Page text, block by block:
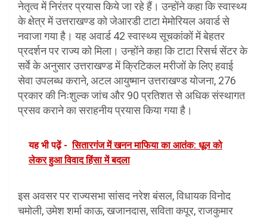
नेतृत्व में निरंतर प्रयास किये जा रहे हैं। उन्होंने कहा कि स्वास्थ्य
के क्षेत्र में उत्तराखण्ड को जेआरडी टाटा मेमोरियल अवार्ड से
नवाजा गया है। यह अवार्ड 42 स्वास्थ्य सूचकांकों में बेहतर
प्रदर्शन पर राज्य को मिला। उन्होंने कहा कि टाटा रिसर्च सेंटर के
सर्वे के अनुसार उत्तराखण्ड में क्रिटिकल मरीजों के लिए हवाई
सेवा उपलब्ध कराने, अटल आयुष्मान उत्तराखण्ड योजना, 276
प्रकार की निःशुल्क जांच और 90 प्रतिशत से अधिक संस्थागत
प्रसव कराने का सराहनीय प्रयास किया गया है।
यह भी पढ़ें - सितारगंज में खनन माफिया का आतंक: धूल को
लेकर हुआ विवाद हिंसा में बदला
इस अवसर पर राज्यसभा सांसद नरेश बंसल, विधायक विनोद
चमोली, उमेश शर्मा काऊ, खजानदास, सविता कपूर, राजकुमार